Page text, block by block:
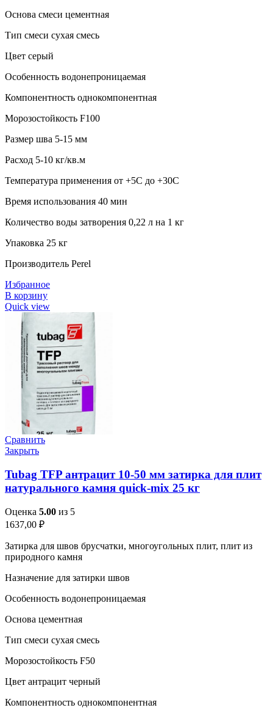
Основа смеси цементная
Тип смеси сухая смесь
Цвет серый
Особенность водонепроницаемая
Компонентность однокомпонентная
Морозостойкость F100
Размер шва 5-15 мм
Расход 5-10 кг/кв.м
Температура применения от +5С до +30С
Время использования 40 мин
Количество воды затворения 0,22 л на 1 кг
Упаковка 25 кг
Производитель Perel
Избранное
В корзину
Quick view
Сравнить
Закрыть
Tubag TFP антрацит 10-50 мм затирка для плит
натурального камня quick-mix 25 кг
Оценка 5.00 из 5
1637,00 ₽
Затирка для швов брусчатки, многоугольных плит, плит из
природного камня
Назначение для затирки швов
Особенность водонепроницаемая
Основа цементная
Тип смеси сухая смесь
Морозостойкость F50
Цвет антрацит черный
Компонентность однокомпонентная